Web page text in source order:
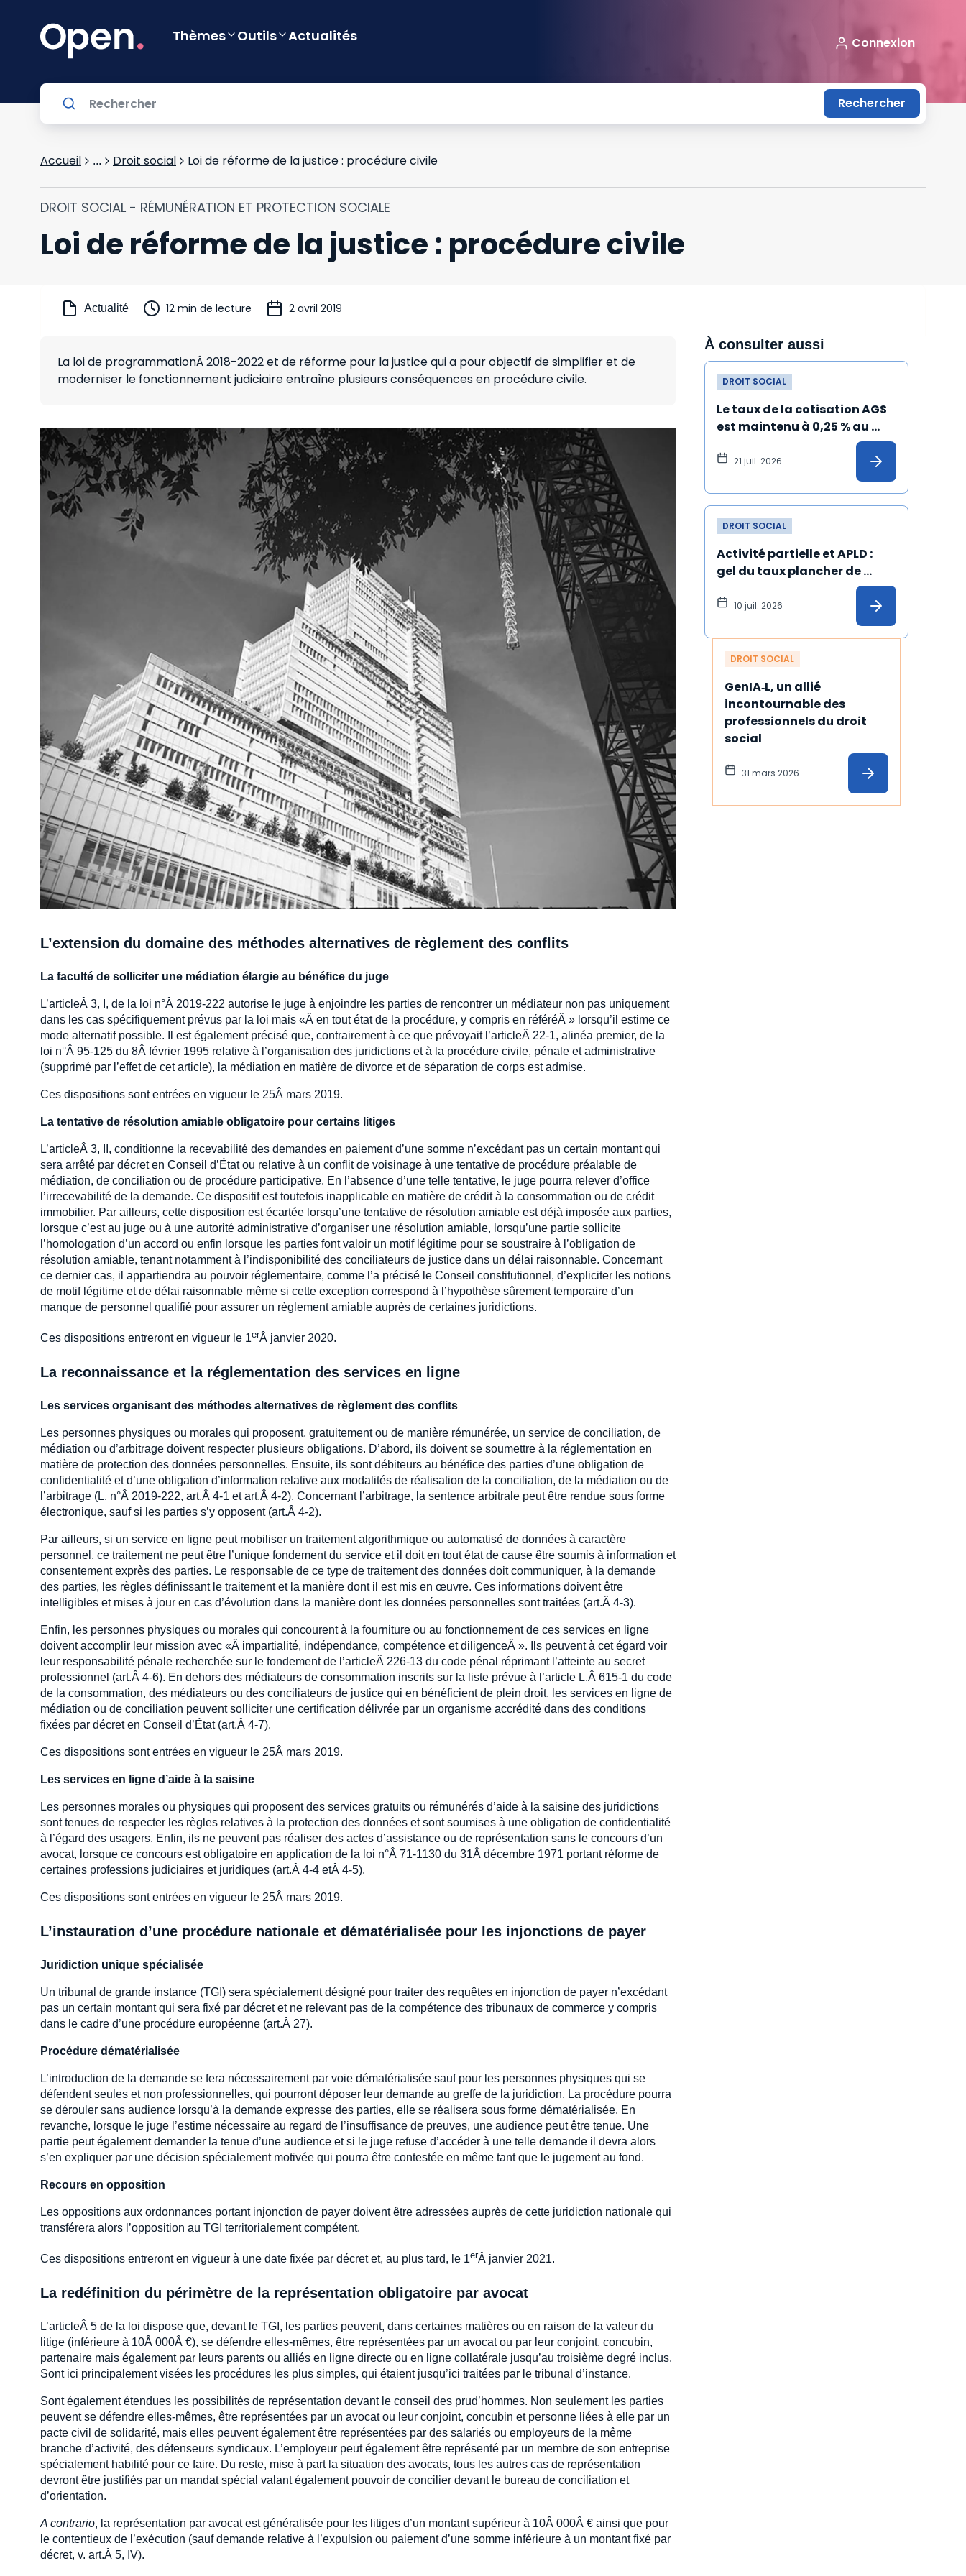
Thèmes Outils Actualités Connexion
Rechercher
Accueil ... Droit social Loi de réforme de la justice : procédure civile
DROIT SOCIAL - RÉMUNÉRATION ET PROTECTION SOCIALE
Loi de réforme de la justice : procédure civile
Actualité 12 min de lecture 2 avril 2019
La loi de programmationÂ 2018-2022 et de réforme pour la justice qui a pour objectif de simplifier et de
moderniser le fonctionnement judiciaire entraîne plusieurs conséquences en procédure civile.
L’extension du domaine des méthodes alternatives de règlement des conflits
La faculté de solliciter une médiation élargie au bénéfice du juge
L’articleÂ 3, I, de la loi n°Â 2019-222 autorise le juge à enjoindre les parties de rencontrer un médiateur non pas uniquement
dans les cas spécifiquement prévus par la loi mais «Â en tout état de la procédure, y compris en référéÂ » lorsqu’il estime ce
mode alternatif possible. Il est également précisé que, contrairement à ce que prévoyait l’articleÂ 22-1, alinéa premier, de la
loi n°Â 95-125 du 8Â février 1995 relative à l’organisation des juridictions et à la procédure civile, pénale et administrative
(supprimé par l’effet de cet article), la médiation en matière de divorce et de séparation de corps est admise.
Ces dispositions sont entrées en vigueur le 25Â mars 2019.
La tentative de résolution amiable obligatoire pour certains litiges
L’articleÂ 3, II, conditionne la recevabilité des demandes en paiement d’une somme n’excédant pas un certain montant qui
sera arrêté par décret en Conseil d’État ou relative à un conflit de voisinage à une tentative de procédure préalable de
médiation, de conciliation ou de procédure participative. En l’absence d’une telle tentative, le juge pourra relever d’office
l’irrecevabilité de la demande. Ce dispositif est toutefois inapplicable en matière de crédit à la consommation ou de crédit
immobilier. Par ailleurs, cette disposition est écartée lorsqu’une tentative de résolution amiable est déjà imposée aux parties,
lorsque c’est au juge ou à une autorité administrative d’organiser une résolution amiable, lorsqu’une partie sollicite
l’homologation d’un accord ou enfin lorsque les parties font valoir un motif légitime pour se soustraire à l’obligation de
résolution amiable, tenant notamment à l’indisponibilité des conciliateurs de justice dans un délai raisonnable. Concernant
ce dernier cas, il appartiendra au pouvoir réglementaire, comme l’a précisé le Conseil constitutionnel, d’expliciter les notions
de motif légitime et de délai raisonnable même si cette exception correspond à l’hypothèse sûrement temporaire d’un
manque de personnel qualifié pour assurer un règlement amiable auprès de certaines juridictions.
Ces dispositions entreront en vigueur le 1erÂ janvier 2020.
La reconnaissance et la réglementation des services en ligne
Les services organisant des méthodes alternatives de règlement des conflits
Les personnes physiques ou morales qui proposent, gratuitement ou de manière rémunérée, un service de conciliation, de
médiation ou d’arbitrage doivent respecter plusieurs obligations. D’abord, ils doivent se soumettre à la réglementation en
matière de protection des données personnelles. Ensuite, ils sont débiteurs au bénéfice des parties d’une obligation de
confidentialité et d’une obligation d’information relative aux modalités de réalisation de la conciliation, de la médiation ou de
l’arbitrage (L. n°Â 2019-222, art.Â 4-1 et art.Â 4-2). Concernant l’arbitrage, la sentence arbitrale peut être rendue sous forme
électronique, sauf si les parties s’y opposent (art.Â 4-2).
Par ailleurs, si un service en ligne peut mobiliser un traitement algorithmique ou automatisé de données à caractère
personnel, ce traitement ne peut être l’unique fondement du service et il doit en tout état de cause être soumis à information et
consentement exprès des parties. Le responsable de ce type de traitement des données doit communiquer, à la demande
des parties, les règles définissant le traitement et la manière dont il est mis en œuvre. Ces informations doivent être
intelligibles et mises à jour en cas d’évolution dans la manière dont les données personnelles sont traitées (art.Â 4-3).
Enfin, les personnes physiques ou morales qui concourent à la fourniture ou au fonctionnement de ces services en ligne
doivent accomplir leur mission avec «Â impartialité, indépendance, compétence et diligenceÂ ». Ils peuvent à cet égard voir
leur responsabilité pénale recherchée sur le fondement de l’articleÂ 226-13 du code pénal réprimant l’atteinte au secret
professionnel (art.Â 4-6). En dehors des médiateurs de consommation inscrits sur la liste prévue à l’article L.Â 615-1 du code
de la consommation, des médiateurs ou des conciliateurs de justice qui en bénéficient de plein droit, les services en ligne de
médiation ou de conciliation peuvent solliciter une certification délivrée par un organisme accrédité dans des conditions
fixées par décret en Conseil d’État (art.Â 4-7).
Ces dispositions sont entrées en vigueur le 25Â mars 2019.
Les services en ligne d’aide à la saisine
Les personnes morales ou physiques qui proposent des services gratuits ou rémunérés d’aide à la saisine des juridictions
sont tenues de respecter les règles relatives à la protection des données et sont soumises à une obligation de confidentialité
à l’égard des usagers. Enfin, ils ne peuvent pas réaliser des actes d’assistance ou de représentation sans le concours d’un
avocat, lorsque ce concours est obligatoire en application de la loi n°Â 71-1130 du 31Â décembre 1971 portant réforme de
certaines professions judiciaires et juridiques (art.Â 4-4 etÂ 4-5).
Ces dispositions sont entrées en vigueur le 25Â mars 2019.
L’instauration d’une procédure nationale et dématérialisée pour les injonctions de payer
Juridiction unique spécialisée
Un tribunal de grande instance (TGI) sera spécialement désigné pour traiter des requêtes en injonction de payer n’excédant
pas un certain montant qui sera fixé par décret et ne relevant pas de la compétence des tribunaux de commerce y compris
dans le cadre d’une procédure européenne (art.Â 27).
Procédure dématérialisée
L’introduction de la demande se fera nécessairement par voie dématérialisée sauf pour les personnes physiques qui se
défendent seules et non professionnelles, qui pourront déposer leur demande au greffe de la juridiction. La procédure pourra
se dérouler sans audience lorsqu’à la demande expresse des parties, elle se réalisera sous forme dématérialisée. En
revanche, lorsque le juge l’estime nécessaire au regard de l’insuffisance de preuves, une audience peut être tenue. Une
partie peut également demander la tenue d’une audience et si le juge refuse d’accéder à une telle demande il devra alors
s’en expliquer par une décision spécialement motivée qui pourra être contestée en même tant que le jugement au fond.
Recours en opposition
Les oppositions aux ordonnances portant injonction de payer doivent être adressées auprès de cette juridiction nationale qui
transférera alors l’opposition au TGI territorialement compétent.
Ces dispositions entreront en vigueur à une date fixée par décret et, au plus tard, le 1erÂ janvier 2021.
La redéfinition du périmètre de la représentation obligatoire par avocat
L’articleÂ 5 de la loi dispose que, devant le TGI, les parties peuvent, dans certaines matières ou en raison de la valeur du
litige (inférieure à 10Â 000Â €), se défendre elles-mêmes, être représentées par un avocat ou par leur conjoint, concubin,
partenaire mais également par leurs parents ou alliés en ligne directe ou en ligne collatérale jusqu’au troisième degré inclus.
Sont ici principalement visées les procédures les plus simples, qui étaient jusqu’ici traitées par le tribunal d’instance.
Sont également étendues les possibilités de représentation devant le conseil des prud’hommes. Non seulement les parties
peuvent se défendre elles-mêmes, être représentées par un avocat ou leur conjoint, concubin et personne liées à elle par un
pacte civil de solidarité, mais elles peuvent également être représentées par des salariés ou employeurs de la même
branche d’activité, des défenseurs syndicaux. L’employeur peut également être représenté par un membre de son entreprise
spécialement habilité pour ce faire. Du reste, mise à part la situation des avocats, tous les autres cas de représentation
devront être justifiés par un mandat spécial valant également pouvoir de concilier devant le bureau de conciliation et
d’orientation.
A contrario, la représentation par avocat est généralisée pour les litiges d’un montant supérieur à 10Â 000Â € ainsi que pour
le contentieux de l’exécution (sauf demande relative à l’expulsion ou paiement d’une somme inférieure à un montant fixé par
décret, v. art.Â 5, IV).
À consulter aussi
DROIT SOCIAL
Le taux de la cotisation AGS
est maintenu à 0,25 % au
21 juil. 2026
DROIT SOCIAL
Activité partielle et APLD :
gel du taux plancher de
l'employeur
10 juil. 2026
DROIT SOCIAL
GenIA‑L, un allié
incontournable des
professionnels du droit
social
31 mars 2026